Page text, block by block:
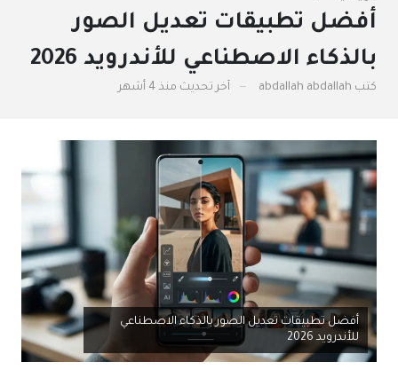
أفضل تطبيقات تعديل الصور
بالذكاء الاصطناعي للأندرويد 2026
كتب abdallah abdallah آخر تحديث منذ 4 أشهر
أفضل تطبيقات تعديل الصور بالذكاء الاصطناعي
للأندرويد 2026